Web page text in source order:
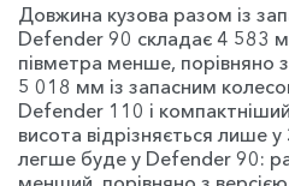
Довжина кузова разом із
Defender 90 складає 4 583
півметра менше, порівняно
5 018 мм із запасним
Defender 110 і
висота відрізняється лише
легше буде у Defender 90: